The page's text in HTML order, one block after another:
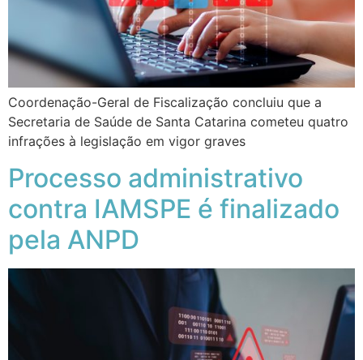
Coordenação-Geral de Fiscalização concluiu que a
Secretaria de Saúde de Santa Catarina cometeu quatro
infrações à legislação em vigor graves
Processo administrativo
contra IAMSPE é finalizado
pela ANPD